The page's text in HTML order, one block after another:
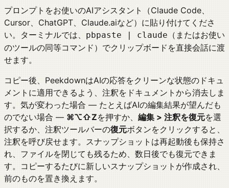
プロンプトをお使いのAIアシスタント（Claude Code、
Cursor、ChatGPT、Claude.aiなど）に貼り付けてくださ
い。ターミナルでは、 pbpaste | claude （またはお使い
のツールの同等コマンド）でクリップボードを直接会話に渡
せます。
コピー後、PeekdownはAIの応答をクリーンな状態のドキュ
メントに適用できるよう、注釈をドキュメントから消去しま
す。気が変わった場合 — たとえばAIの編集結果が望んだも
のでない場合 — ⌘⌥⇧Zを押すか、 編集 > 注釈を復元を選
択するか、注釈ツールバーの復元ボタンをクリックすると、
注釈を呼び戻せます。スナップショットは再起動後も保持さ
れ、ファイルを閉じても残るため、数日後でも復元できま
す。コピーするたびに新しいスナップショットが作成され、
前のものを置き換えます。